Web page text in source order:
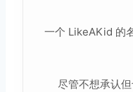
一个 LikeAKid 的
尽管不想承认